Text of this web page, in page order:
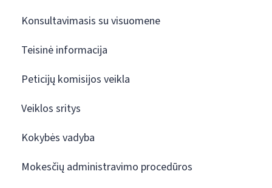
Konsultavimasis su visuomene
Teisinė informacija
Peticijų komisijos veikla
Veiklos sritys
Kokybės vadyba
Mokesčių administravimo procedūros